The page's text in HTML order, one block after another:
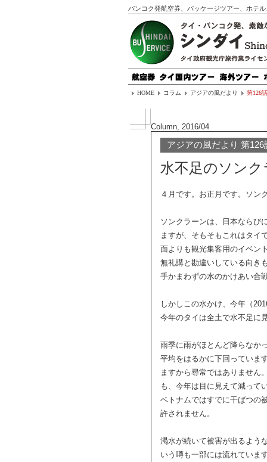
バンコク発航空券、パッケージツアー、ホテ
HOME コラム アジアの風だより 第126
Column, 2016/04
アジアの風だより 第126
水不足のソンク
４月です。お正月です。ソン
ソンクラーンは、日本ならび
ますが、そもそもこれはタイ
面よりも観光集客用のイベン
無礼講と勘違いしている向き
手かまわずの水のかけあい合
しかしこの水かけ、今年（
今年のタイは全土で水不足に
雨季に雨がほとんど降らなか
平均をはるかに下回っていま
ますから尋常ではありません
も、今年は目に見えて減って
ベトナムではすでに干ばつの
許されません。
渇水が続いて被害が出るよう
いう噂も一部には流れていま